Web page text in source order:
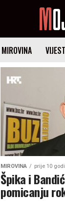
MIROVINA
MIROVINA prije 10
Špika i
pomicanju